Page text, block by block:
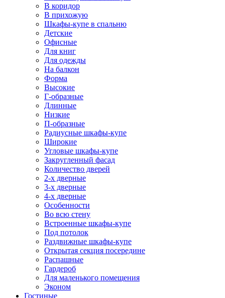
В коридор
В прихожую
Шкафы-купе в спальню
Детские
Офисные
Для книг
Для одежды
На балкон
Форма
Высокие
Г-образные
Длинные
Низкие
П-образные
Радиусные шкафы-купе
Широкие
Угловые шкафы-купе
Закругленный фасад
Количество дверей
2-х дверные
3-х дверные
4-х дверные
Особенности
Во всю стену
Встроенные шкафы-купе
Под потолок
Раздвижные шкафы-купе
Открытая секция посередине
Распашные
Гардероб
Для маленького помещения
Эконом
Гостиные